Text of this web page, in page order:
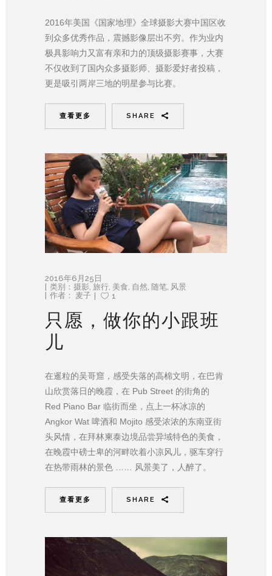
2016年美国《国家地理》全球摄影大赛中国区收
到众多优秀作品，震撼影像层出不穷。作为业内
极具影响力又富有亲和力的顶级摄影赛事，大赛
不仅收到了国内众多摄影师、摄影爱好者投稿，
更是吸引两岸三地的明星参与比赛。
查看更多 SHARE
2016年6月25日
类别： 摄影 旅行 美食 自然 随笔 风景
作者： 麦子 1
只愿，做你的小跟班
儿
在暹粒的吴哥窟，感受失落的高棉文明，在巴肯
山欣赏落日的晚霞，在 Pub Street 的街角的
Red Piano Bar 临街而坐，点上一杯冰凉的
Angkor Wat 啤酒和 Mojito 感受浓浓的东南亚街
头风情，在拜林柬泰边境品尝异域特色的美食，
在晚霞中磅士卑的河畔吹着小凉风儿，驱车穿行
在热带雨林的景色 …… 风景美了，人醉了。
查看更多 SHARE